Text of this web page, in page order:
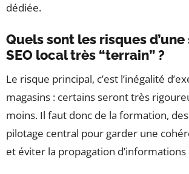
dédiée.
Quels sont les risques
SEO local très “terrain” ?
Le risque principal, c’est l’inégalité
magasins : certains seront très
moins. Il faut donc de la formation,
pilotage central pour garder une
et éviter la propagation